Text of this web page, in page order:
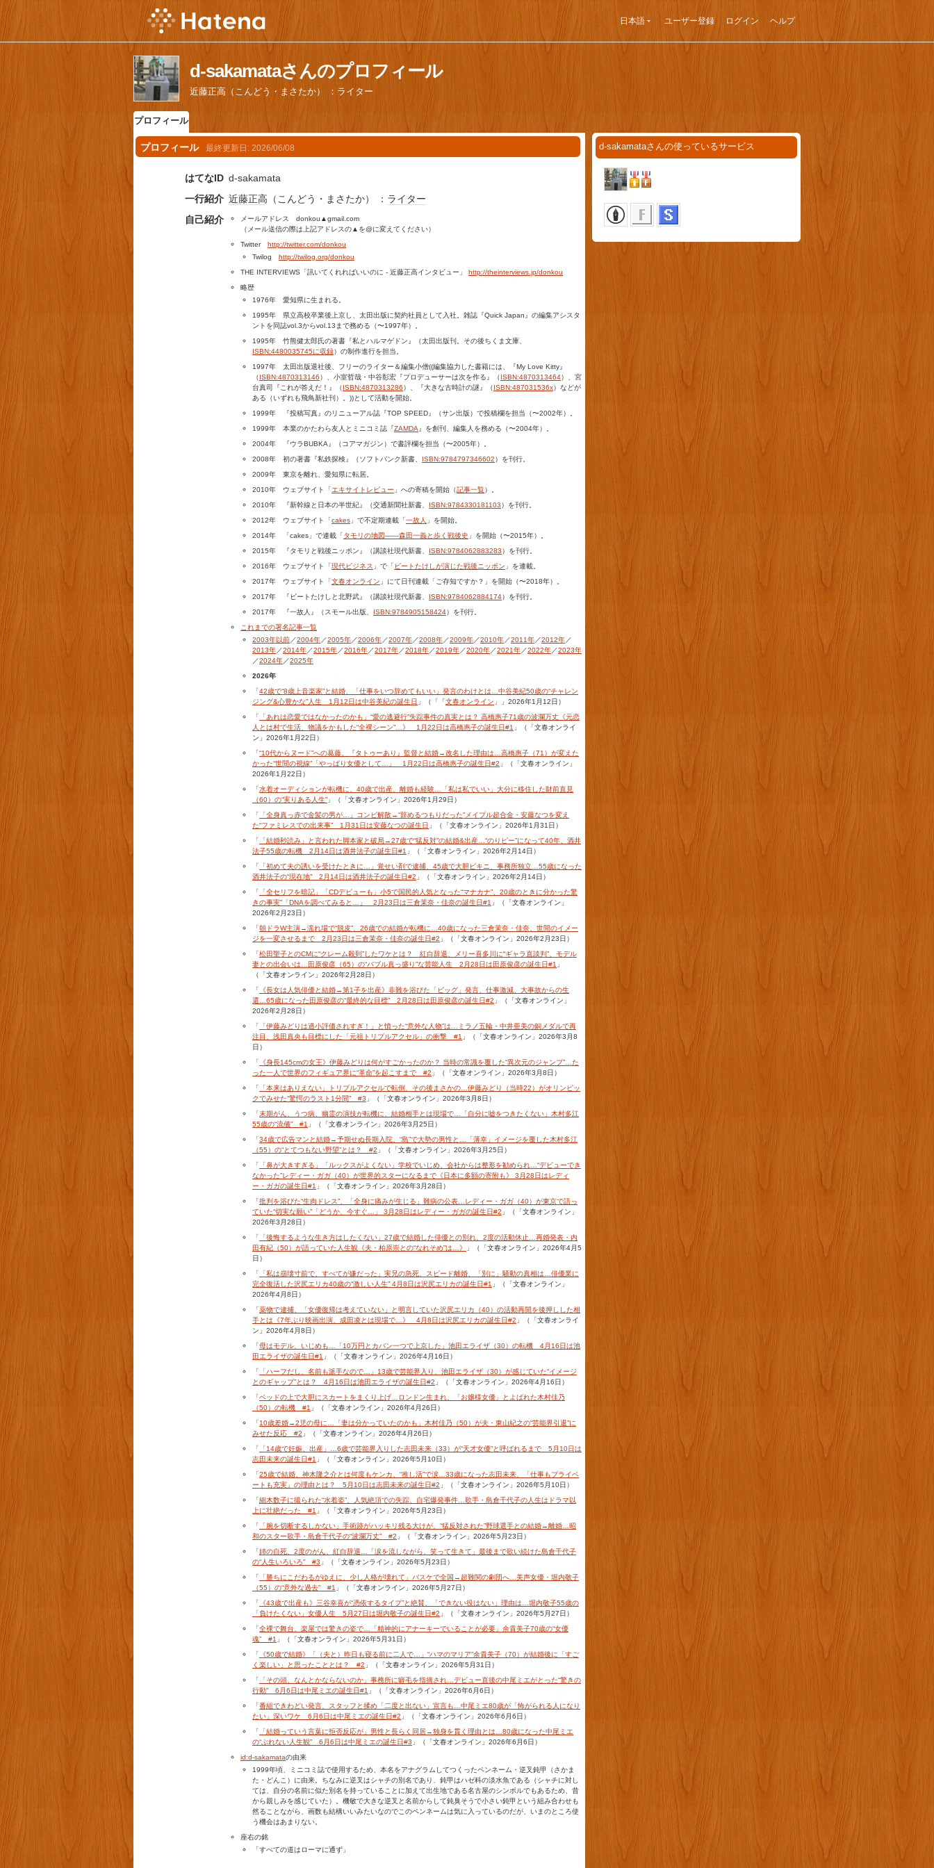
日本語 ユーザー登録 ログイン ヘルプ
d-sakamataさんのプロフィール
近藤正高（こんどう・まさたか） ：ライター
プロフィール
プロフィール 最終更新日: 2026/06/08
はてなID d-sakamata
一行紹介 近藤正高 （こんどう・まさたか） ： ライター
自己紹介
メールアドレス donkou▲gmail.com
（メール送信の際は上記アドレスの▲を@に変えてください）
Twitter http://twitter.com/donkou
Twilog http://twilog.org/donkou
THE INTERVIEWS「訊いてくれればいいのに - 近藤正高インタビュー」 http://theinterviews.jp/donkou
略歴
1976年 愛知県に生まれる。
1995年 県立高校卒業後上京し、太田出版に契約社員として入社。雑誌『Quick Japan』の編集アシスタ
ントを同誌vol.3からvol.13まで務める（〜1997年）。
1995年 竹熊健太郎氏の著書『私とハルマゲドン』（太田出版刊。その後ちくま文庫、
ISBN:4480035745に収録）の制作進行を担当。
1997年 太田出版退社後、フリーのライター＆編集小僧((編集協力した書籍には、『My Love Kitty』
（ ISBN:4870313146）、小室哲哉・中谷彰宏『プロデューサーは次を作る』（ ISBN:4870313464）、宮
台真司『これが答えだ！』（ ISBN:4870313286）、『大きな古時計の謎』（ ISBN:487031536x）などが
ある（いずれも飛鳥新社刊）。))として活動を開始。
1999年 『投稿写真』のリニューアル誌『TOP SPEED』（サン出版）で投稿欄を担当（〜2002年）。
1999年 本業のかたわら友人とミニコミ誌『ZAMDA』を創刊、編集人を務める（〜2004年）。
2004年 『ウラBUBKA』（コアマガジン）で書評欄を担当（〜2005年）。
2008年 初の著書『私鉄探検』（ソフトバンク新書、
ISBN:9784797346602）を刊行。
2009年 東京を離れ、愛知県に転居。
2010年 ウェブサイト「 エキサイトレビュー 」への寄稿を開始（記事一覧）。
2010年 『新幹線と日本の半世紀』（交通新聞社新書、
ISBN:9784330181103）を刊行。
2012年 ウェブサイト「 cakes 」で不定期連載「 一故人 」を開始。
2014年 「cakes」で連載「 タモリの地図――森田一義と歩く戦後史 」を開始（〜2015年）。
2015年 『タモリと戦後ニッポン』（講談社現代新書、
ISBN:9784062883283）を刊行。
2016年 ウェブサイト「 現代ビジネス 」で「 ビートたけしが演じた戦後ニッポン 」を連載。
2017年 ウェブサイト「 文春オンライン 」にて日刊連載「ご存知ですか？」を開始（〜2018年）。
2017年 『ビートたけしと北野武』（講談社現代新書、
ISBN:9784062884174）を刊行。
2017年 『一故人』（スモール出版、
ISBN:9784905158424）を刊行。
これまでの署名記事一覧
2003年以前／2004年／2005年／2006年／2007年／2008年／2009年／2010年／2011年／2012年／
2013年／2014年／2015年／2016年／2017年／2018年／2019年／2020年／2021年／2022年／2023年
／2024年／2025年
2026年
「 42歳で“8歳上音楽家”と結婚、「仕事をいつ辞めてもいい」発言のわけとは…中谷美紀50歳の“チャレン
ジング&心豊かな”人生 1月12日は中谷美紀の誕生日 」（「「 文春オンライン 」」2026年1月12日）
「
「あれは恋愛ではなかったのかも」“愛の逃避行”失踪事件の真実とは？ 高橋惠子71歳の波瀾万丈《元恋
人とは村で生活、物議をかもした“全裸シーン”…》 1月22日は高橋惠子の誕生日#1 」（「文春オンライ
ン」2026年1月22日）
「 “10代からヌード”への葛藤、『タトゥーあり』監督と結婚→改名した理由は…高橋惠子（71）が変えた
かった“世間の視線”「やっぱり女優として…」 1月22日は高橋惠子の誕生日#2 」（「文春オンライン」
2026年1月22日）
「 水着オーディションが転機に、40歳で出産、離婚も経験…「私は私でいい」大分に移住した財前直見
（60）の“実りある人生” 」（「文春オンライン」2026年1月29日）
「
「全身真っ赤で金髪の男が…」コンビ解散→“辞めるつもりだった”メイプル超合金・安藤なつを変え
た“ファミレスでの出来事” 1月31日は安藤なつの誕生日 」（「文春オンライン」2026年1月31日）
「
「結婚秒読み」と言われた脚本家と破局→27歳で“猛反対”の結婚&出産…“のりピー”になって40年、酒井
法子55歳の転機 2月14日は酒井法子の誕生日#1 」（「文春オンライン」2026年2月14日）
「
「初めて夫の誘いを受けたときに…」覚せい剤で逮捕、45歳で大胆ビキニ、事務所独立…55歳になった
酒井法子の“現在地” 2月14日は酒井法子の誕生日#2 」（「文春オンライン」2026年2月14日）
「
「全セリフを暗記」「CDデビューも」小5で国民的人気となった“マナカナ”、20歳のときに分かった驚
きの事実”「DNAを調べてみると…」 2月23日は三倉茉奈・佳奈の誕生日#1 」（「文春オンライン」
2026年2月23日）
「 朝ドラW主演→濡れ場で“脱皮”、26歳での結婚が転機に…40歳になった三倉茉奈・佳奈、世間のイメー
ジを一変させるまで 2月23日は三倉茉奈・佳奈の誕生日#2 」（「文春オンライン」2026年2月23日）
「 松田聖子とのCMに“クレーム殺到”したワケとは？ 紅白辞退、メリー喜多川に“ギャラ直談判”、モデル
妻との出会いは…田原俊彦（65）の“バブル真っ盛り”な芸能人生 2月28日は田原俊彦の誕生日#1 」
（「文春オンライン」2026年2月28日）
「
《長女は人気俳優と結婚→第1子を出産》非難を浴びた「ビッグ」発言、仕事激減、大事故からの生
還…65歳になった田原俊彦の“最終的な目標” 2月28日は田原俊彦の誕生日#2 」（「文春オンライン」
2026年2月28日）
「
「伊藤みどりは過小評価されすぎ！」と憤った“意外な人物”は…ミラノ五輪・中井亜美の銅メダルで再
注目、浅田真央も目標にした「元祖トリプルアクセル」の衝撃 #1 」（「文春オンライン」2026年3月8
日）
「
《身長145cmの女王》伊藤みどりは何がすごかったのか？ 当時の常識を覆した“異次元のジャンプ”…た
った一人で世界のフィギュア界に“革命”を起こすまで #2 」（「文春オンライン」2026年3月8日）
「
「本来はありえない」トリプルアクセルで転倒、その後まさかの…伊藤みどり（当時22）がオリンピッ
クでみせた“驚愕のラスト1分間” #3 」（「文春オンライン」2026年3月8日）
「 末期がん、うつ病、幽霊の演技が転機に、結婚相手とは現場で…「自分に嘘をつきたくない」木村多江
55歳の“流儀” #1 」（「文春オンライン」2026年3月25日）
「 34歳で広告マンと結婚→予期せぬ長期入院、“島”で大勢の男性と…「薄幸」イメージを覆した木村多江
（55）の“とてつもない野望”とは？ #2 」（「文春オンライン」2026年3月25日）
「
「鼻が大きすぎる」「ルックスがよくない」学校でいじめ、会社からは整形を勧められ…“デビューでき
なかった”レディー・ガガ（40）が世界的スターになるまで《日本に多額の寄附も》 3月28日はレディ
ー・ガガの誕生日#1 」（「文春オンライン」2026年3月28日）
「 批判を浴びた“生肉ドレス”、「全身に痛みが生じる」難病の公表…レディー・ガガ（40）が東京で語っ
ていた“切実な願い”「どうか、今すぐ…」 3月28日はレディー・ガガの誕生日#2 」（「文春オンライン」
2026年3月28日）
「
「後悔するような生き方はしたくない」27歳で結婚した俳優との別れ、2度の活動休止…再婚発表・内
田有紀（50）が語っていた人生観《夫・柏原崇との“なれそめ”は…》
」（「文春オンライン」2026年4月5
日）
「
「私は崩壊寸前で、すべてが嫌だった」実兄の急死、スピード離婚、「別に」騒動の真相は…俳優業に
完全復活した沢尻エリカ40歳の“激しい人生” 4月8日は沢尻エリカの誕生日#1 」（「文春オンライン」
2026年4月8日）
「 薬物で逮捕、「女優復帰は考えていない」と明言していた沢尻エリカ（40）の活動再開を後押しした相
手とは《7年ぶり映画出演、成田凌とは現場で…》 4月8日は沢尻エリカの誕生日#2 」（「文春オンライ
ン」2026年4月8日）
「 母はモデル、いじめも…「10万円とカバン一つで上京した」池田エライザ（30）の転機 4月16日は池
田エライザの誕生日#1 」（「文春オンライン」2026年4月16日）
「
「ハーフだし、名前も派手なので…」13歳で芸能界入り、池田エライザ（30）が感じていた“イメージ
とのギャップ”とは？ 4月16日は池田エライザの誕生日#2 」（「文春オンライン」2026年4月16日）
「 ベッドの上で大胆にスカートをまくり上げ…ロンドン生まれ、「お嬢様女優」とよばれた木村佳乃
（50）の転機 #1 」（「文春オンライン」2026年4月26日）
「 10歳差婚→2児の母に…「妻は分かっていたのかも」木村佳乃（50）が夫・東山紀之の“芸能界引退”に
みせた反応 #2 」（「文春オンライン」2026年4月26日）
「
「14歳で妊娠、出産」…6歳で芸能界入りした志田未来（33）が“天才女優”と呼ばれるまで 5月10日は
志田未来の誕生日#1 」（「文春オンライン」2026年5月10日）
「 25歳で結婚、神木隆之介とは何度もケンカ、“推し活”で涙…33歳になった志田未来、「仕事もプライベ
ートも充実」の理由とは？ 5月10日は志田未来の誕生日#2 」（「文春オンライン」2026年5月10日）
「 細木数子に撮られた“水着姿”、人気絶頂での失踪、自宅爆発事件…歌手・島倉千代子の人生はドラマ以
上に壮絶だった #1 」（「文春オンライン」2026年5月23日）
「
「腕を切断するしかない」手術跡がハッキリ残る大けが、“猛反対された”野球選手との結婚→離婚…昭
和のスター歌手・島倉千代子の“波瀾万丈” #2 」（「文春オンライン」2026年5月23日）
「 姉の自死、2度のがん、紅白辞退…「涙を流しながら、笑って生きて」最後まで歌い続けた島倉千代子
の“人生いろいろ” #3 」（「文春オンライン」2026年5月23日）
「
「勝ちにこだわるがゆえに、少し人格が壊れて」バスケで全国→超難関の劇団へ…美声女優・堀内敬子
（55）の“意外な過去” #1 」（「文春オンライン」2026年5月27日）
「
《43歳で出産も》三谷幸喜が“憑依するタイプ”と絶賛、「できない役はない」理由は…堀内敬子55歳の
「負けたくない」女優人生 5月27日は堀内敬子の誕生日#2 」（「文春オンライン」2026年5月27日）
「 全裸で舞台、楽屋では驚きの姿で…「精神的にアナーキーでいることが必要」余貴美子70歳の“女優
魂” #1 」（「文春オンライン」2026年5月31日）
「
《50歳で結婚》「（夫と）昨日も寝る前に二人で…」“ハマのマリア”余貴美子（70）が結婚後に「すご
く楽しい」と思ったこととは？ #2 」（「文春オンライン」2026年5月31日）
「
「その頭、なんとかならないのか」事務所に癖毛を指摘され…デビュー直後の中尾ミエがとった“驚きの
行動” 6月6日は中尾ミエの誕生日#1 」（「文春オンライン」2026年6月6日）
「 番組できわどい発言、スタッフと揉め「二度と出ない」宣言も…中尾ミエ80歳が「怖がられる人になり
たい」深いワケ 6月6日は中尾ミエの誕生日#2 」（「文春オンライン」2026年6月6日）
「
「結婚っていう言葉に拒否反応が」男性と長らく同居→独身を貫く理由とは…80歳になった中尾ミエ
の“ぶれない人生観” 6月6日は中尾ミエの誕生日#3 」（「文春オンライン」2026年6月6日）
id:d-sakamataの由来
1999年頃、ミニコミ誌で使用するため、本名をアナグラムしてつくったペンネーム・逆叉鈍甲（さかま
た・どんこ）に由来。ちなみに逆叉はシャチの別名であり、鈍甲はハゼ科の淡水魚である（シャチに対し
ては、自分の名前に似た別名を持っていることに加えて出生地である名古屋のシンボルでもあるため、昔
から親しみを感じていた）。機敏で大きな逆叉と名前からして鈍臭そうで小さい鈍甲という組み合わせも
然ることながら、画数も結構いいみたいなのでこのペンネームは気に入っているのだが、いまのところ使
う機会はあまりない。
座右の銘
「すべての道はローマに通ず」
d-sakamataさんの使っているサービス